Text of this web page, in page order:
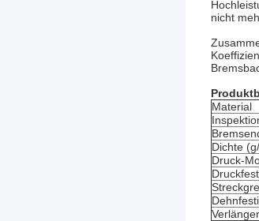
nicht
Material
Dichte
Druck-